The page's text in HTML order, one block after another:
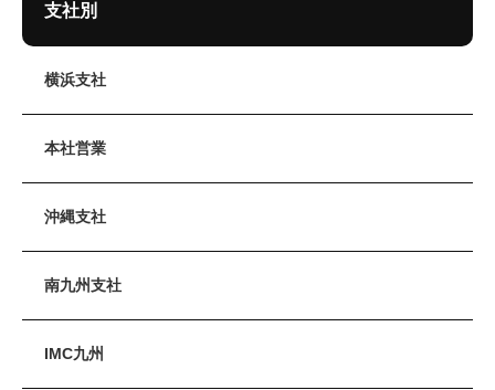
支社別
横浜支社
本社営業
沖縄支社
南九州支社
IMC九州